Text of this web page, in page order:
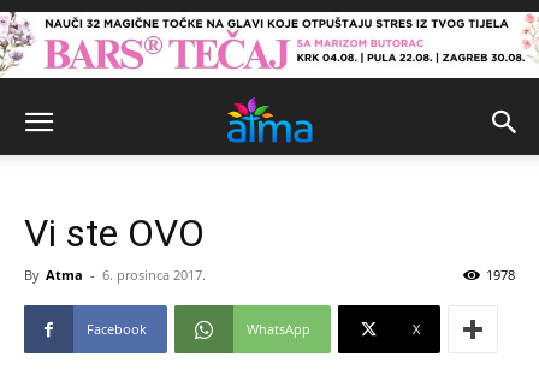
Vi ste OVO
By Atma - 6. prosinca 2017. 1978
Facebook WhatsApp X